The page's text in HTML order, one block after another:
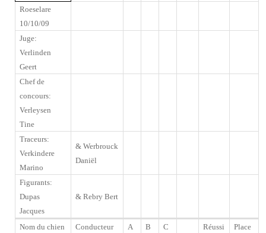
Roeselare
10/10/09
Juge:
Verlinden
Geert
Chef de
concours:
Verleysen
Tine
Traceurs:
Verkindere
Marino
& Werbrouck
Daniël
Figurants:
Dupas
Jacques
&Rebry Bert
Nom du chien Conducteur A B C Réussi
Place